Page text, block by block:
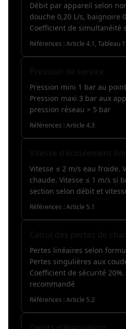
Débit par appareil selon
douche 0,20 L/s, baignoire
Coefficient de simultanéité
Références : Article 4.1, Tableau 1
Pression mini 1 bar au
Pression maxi 3 bar aux
pression réseau > 5 bar
Références : Article 4.3
Vitesse ≤ 2 m/s eau froide.
chaude. Vitesse ≤ 1 m/s si
section selon débit et
Références : Article 5.1
Pertes linéaires selon
Pertes singulières aux
Coefficient de sécurité
recommandé
Références : Article 5.2